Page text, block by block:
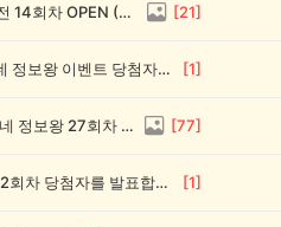
전원 1,000캐시! 🥳 우리 동네 썰전 14회차 OPEN (~8/17) [21]
💰[당첨자 발표] 26회차 우리 동네 정보왕 이벤트 당첨자를 발표합니다! [1]
💸 전원 2,000캐시 지급! 우리 동네 정보왕 27회차 (~8/10) [77]
💰[당첨자 발표] 우리 동네 썰전 12회차 당첨자를 발표합니다! [1]